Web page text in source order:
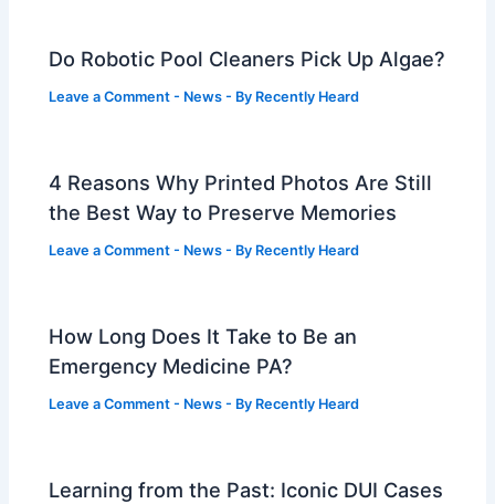
Do Robotic Pool Cleaners Pick Up Algae?
Leave a Comment - News - By Recently Heard
4 Reasons Why Printed Photos Are Still
the Best Way to Preserve Memories
Leave a Comment - News - By Recently Heard
How Long Does It Take to Be an
Emergency Medicine PA?
Leave a Comment - News - By Recently Heard
Learning from the Past: Iconic DUI Cases